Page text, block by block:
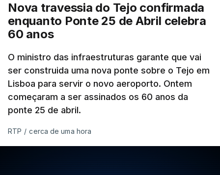
Nova travessia do Tejo confirmada
enquanto Ponte 25 de Abril celebra
60 anos
O ministro das infraestruturas garante que vai
ser construida uma nova ponte sobre o Tejo em
Lisboa para servir o novo aeroporto. Ontem
começaram a ser assinados os 60 anos da
ponte 25 de abril.
RTP / cerca de uma hora